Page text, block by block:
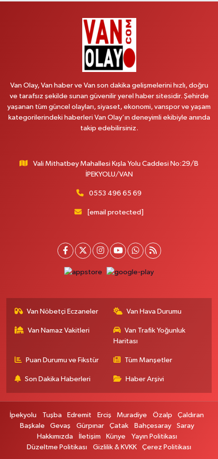
HEKİM HASTANESİ ACİL KARŞISI
Yol Tarifi Al
MAHMUDİYE MAH.ATATÜRK CAD.NO:17B
0 (531) 621 69 65 Yol Tarifi Al
Onay Eczanesi
Yenı Derman Eczanesi
Akdamar Hastanesi Acil yanı. İpekyolu. Hatuniye mahallesi terzioğlu, Eski
Yol Tarifi Al
Kışla Mah.Çınarlı Cad.1038 Sk.No:93 3-4
0 (432) 354 37 36 Yol Tarifi Al
BAHÇELİEVLER MAH.MUSLİH GÖRENTAŞ BULVARI NO:57Çağdaş fırının
0 (501) 322 00 65 Yol Tarifi Al
VANYOLU CADDESİ NO:42
0 (532) 689 22 50 Yol Tarifi Al
Van Olay, Van haber ve Van son dakika gelişmelerini hızlı, doğru
ve tarafsız şekilde sunan güvenilir yerel haber sitesidir. Şehirde
yaşanan tüm güncel olayları, siyaset, ekonomi, vanspor ve yaşam
kategorilerindeki haberleri Van Olay’ın deneyimli ekibiyle anında
takip edebilirsiniz.
Vali Mithatbey Mahallesi Kışla Yolu Caddesi No:29/B
İPEKYOLU/VAN
0553 496 65 69
[email protected]
Van Nöbetçi Eczaneler Van Hava Durumu
Van Namaz Vakitleri
Van Trafik Yoğunluk
Haritası
Puan Durumu ve Fikstür Tüm Manşetler
Son Dakika Haberleri Haber Arşivi
İpekyolu Tuşba Edremit Erciş Muradiye Özalp
Çaldıran
Başkale
Gevaş Gürpınar Çatak Bahçesaray
Saray
Hakkımızda
İletişim Künye
Yayın Politikası
Düzeltme Politikası
Gizlilik & KVKK Çerez Politikası